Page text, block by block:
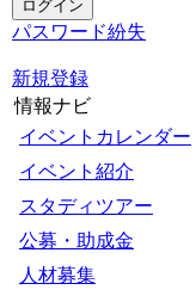
パスワード紛失
新規登録
情報ナビ
イベントカレンダー
イベント紹介
スタディツアー
公募・助成金
人材募集